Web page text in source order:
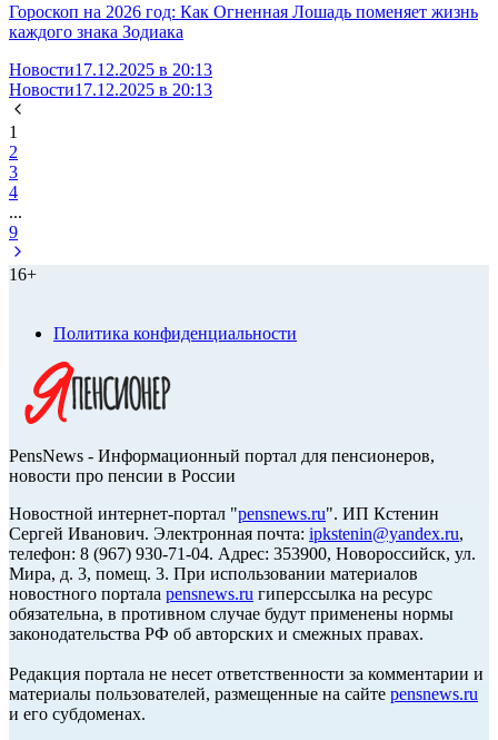
Гороскоп на 2026 год: Как Огненная Лошадь поменяет жизнь
каждого знака Зодиака
Новости17.12.2025 в 20:13
Новости17.12.2025 в 20:13
1
2
3
4
...
9
16+
Политика конфиденциальности
PensNews - Информационный портал для пенсионеров,
новости про пенсии в России
Новостной интернет-портал "pensnews.ru". ИП Кстенин
Сергей Иванович. Электронная почта: ipkstenin@yandex.ru,
телефон: 8 (967) 930-71-04. Адрес: 353900, Новороссийск, ул.
Мира, д. 3, помещ. 3. При использовании материалов
новостного портала pensnews.ru гиперссылка на ресурс
обязательна, в противном случае будут применены нормы
законодательства РФ об авторских и смежных правах.
Редакция портала не несет ответственности за комментарии и
материалы пользователей, размещенные на сайте pensnews.ru
и его субдоменах.